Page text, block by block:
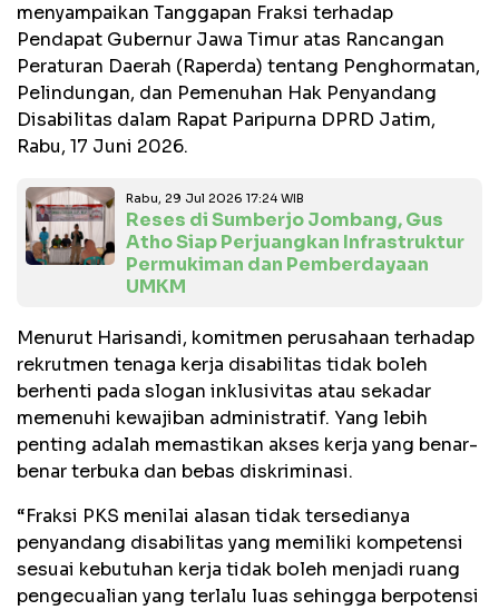
menyampaikan Tanggapan Fraksi terhadap
Pendapat Gubernur Jawa Timur atas Rancangan
Peraturan Daerah (Raperda) tentang Penghormatan,
Pelindungan, dan Pemenuhan Hak Penyandang
Disabilitas dalam Rapat Paripurna DPRD Jatim,
Rabu, 17 Juni 2026.
Rabu, 29 Jul 2026 17:24 WIB
Reses di Sumberjo Jombang, Gus
Atho Siap Perjuangkan Infrastruktur
Permukiman dan Pemberdayaan
UMKM
Menurut Harisandi, komitmen perusahaan terhadap
rekrutmen tenaga kerja disabilitas tidak boleh
berhenti pada slogan inklusivitas atau sekadar
memenuhi kewajiban administratif. Yang lebih
penting adalah memastikan akses kerja yang benar-
benar terbuka dan bebas diskriminasi.
“Fraksi PKS menilai alasan tidak tersedianya
penyandang disabilitas yang memiliki kompetensi
sesuai kebutuhan kerja tidak boleh menjadi ruang
pengecualian yang terlalu luas sehingga berpotensi